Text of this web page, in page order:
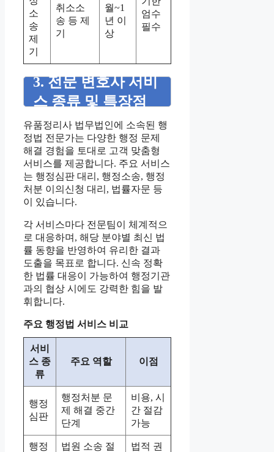
소
송
제
기
취소소
송 등 제
기
월~1
년 이
상
엄수
필수
3. 전문 변호사 서비
스 종류 및 특장점
유품정리사 법무법인에 소속된 행
정법 전문가는 다양한 행정 문제
해결 경험을 토대로 고객 맞춤형
서비스를 제공합니다. 주요 서비스
는 행정심판 대리, 행정소송, 행정
처분 이의신청 대리, 법률자문 등
이 있습니다.
각 서비스마다 전문팀이 체계적으
로 대응하며, 해당 분야별 최신 법
률 동향을 반영하여 유리한 결과
도출을 목표로 합니다. 신속 정확
한 법률 대응이 가능하여 행정기관
과의 협상 시에도 강력한 힘을 발
휘합니다.
주요 행정법 서비스 비교
서비
스 종
류
주요 역할 이점
행정
심판
행정처분 문
제 해결 중간
단계
비용, 시
간 절감
가능
행정
법원 소송 절
법적 권